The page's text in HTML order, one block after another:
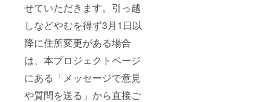
せていただきます。引っ越
しなどやむを得ず3月1日以
降に住所変更がある場合
は、本プロジェクトページ
にある「メッセージで意見
や質問を送る」から直接ご